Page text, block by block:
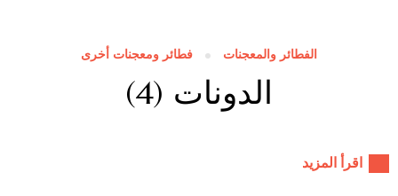
الفطائر والمعجنات فطائر ومعجنات أخرى
الدونات (4)
اقرأ المزيد